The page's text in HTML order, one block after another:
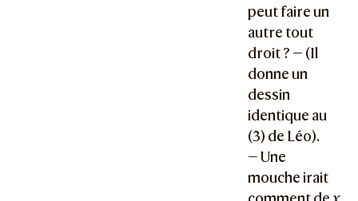
peut faire un
autre tout
droit ? — (Il
donne un
dessin
identique au
(3) de Léo).
— Une
mouche irait